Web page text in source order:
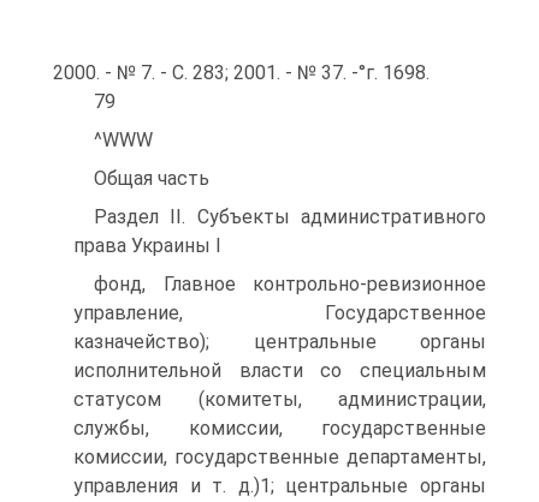
2000. - № 7. - С. 283; 2001. - № 37. -°г. 1698.
79
^WWW
Общая часть
Раздел II. Субъекты административного
права Украины I
фонд, Главное контрольно-ревизионное
управление, Государственное
казначейство); центральные органы
исполнительной власти со специальным
статусом (комитеты, администрации,
службы, комиссии, государственные
комиссии, государственные департаменты,
управления и т. д.)1; центральные органы